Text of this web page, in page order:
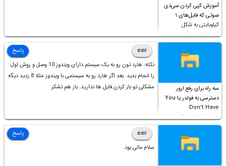
آموزش کپی کردن سی‌دی
صوتی که فایل‌های ۱
کیلوبایتی به شکل
شورت‌کات در آن موجود
است!
سه راه برای رفع ارور
دسترسی به فولدر یا You
Don’t Have
Permission to
Access this folder
exir
نکته: هارد تون رو به یک سیستم دارای ویندوز 10 وصل و روش اول
را انجام بدید. بعد اگر هارد رو به سیستمی با ویندوز مثلا 8 زدید دیگه
مشکلی تو باز کردن فایل ها ندارید. باز هم تشکر
پاسخ
exir
سلام عالی بود.
پاسخ